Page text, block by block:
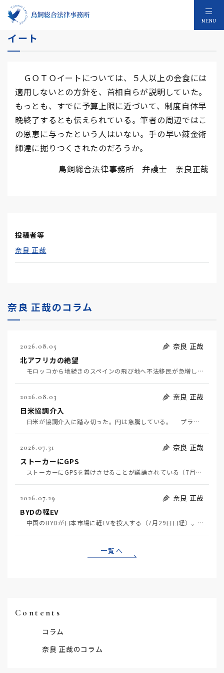
MENU
制限するまでもなくもうすぐ終わるＧＯＴＯ
イート
ＧＯＴＯイートについては、５人以上の会食には
適用しないとの方針を、首相自らが説明していた。
もっとも、すでに予算上限に近づいて、制度自体早
晩終了するとも伝えられている。筆者の周辺ではこ
の恩恵に与ったという人はいない。手の早い錬金術
師達に掘りつくされたのだろうか。
鳥飼総合法律事務所 弁護士 奈良正哉
投稿者等
奈良 正哉
奈良 正哉のコラム
2026.08.05
奈良 正哉
北アフリカの絶望
モロッコから地続きのスペインの飛び地へ不法移民が急増していて、当地の大問題となっている。「海を泳い…
2026.08.03
奈良 正哉
日米協調介入
日米が協調介入に踏み切った。円は急騰している。 プラザ合意以降、協調介入は為替相場の転機になって…
2026.07.31
奈良 正哉
ストーカーにGPS
ストーカーにGPSを着けさせることが議論されている（7月29日日経）。反対派は「ストーカーにも人権…
2026.07.29
奈良 正哉
BYDの軽EV
中国のBYDが日本市場に軽EVを投入する（7月29日日経）。この報道について思うこと3つ。 一つ…
一覧へ
Contents
コラム
奈良 正哉のコラム